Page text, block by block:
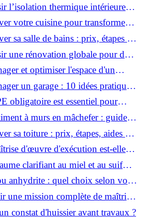
l’isolation thermique intérieure
économe en énergie ?
votre cuisine pour transformer
?
sa salle de bains : prix, étapes et
une rénovation globale pour des
confort durables?
et optimiser l'espace d'un
pratiques ?
un garage : 10 idées pratiques
obligatoire est essentiel pour
bien ?à murs en mâchefer : guide
sa toiture : prix, étapes, aides et
d'œuvre d'exécution est-elle
vos chantiers ?
clarifiant au miel et au suif
peau ?
anhydrite : quel choix selon votre
une mission complète de maîtrise
vos projets?
constat d'huissier avant travaux ?